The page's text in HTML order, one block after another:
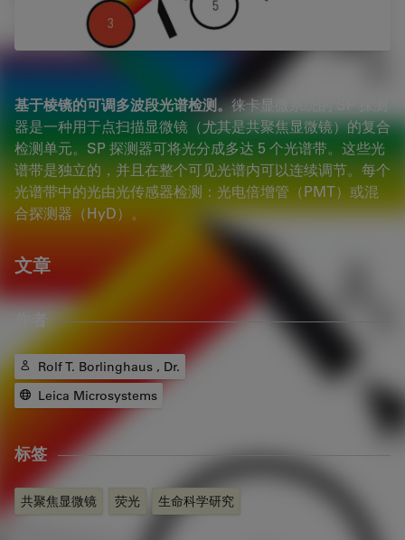
基于棱镜的可调多波段光谱检测。徕卡显微系统的 SP 探测
器是一种用于点扫描显微镜（尤其是共聚焦显微镜）的复合
检测单元。SP 探测器可将光分成多达 5 个光谱带。这些光
谱带是独立的，并且在整个可见光谱内可以连续调节。每个
光谱带中的光由光传感器检测：光电倍增管（PMT）或混
合探测器（HyD）。
文章
作者
Rolf T. Borlinghaus , Dr.
Leica Microsystems
标签
共聚焦显微镜 荧光 生命科学研究